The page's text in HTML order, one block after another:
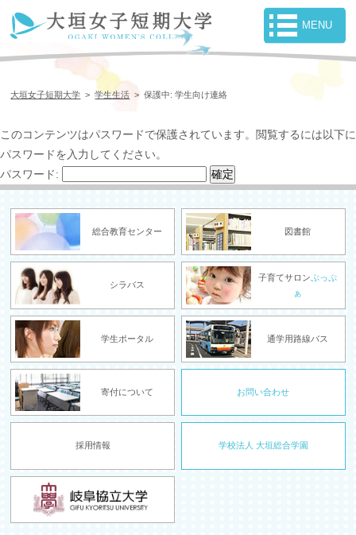
大垣女子短期大学 >学生生活 >保護中: 学生向け連絡
このコンテンツはパスワードで保護されています。閲覧するには以下に
パスワードを入力してください。
パスワード:
総合教育センター 図書館
シラバス
子育てサロンぷっぷ
ぁ
学生ポータル 通学用路線バス
寄付について お問い合わせ
採用情報 学校法人 大垣総合学園